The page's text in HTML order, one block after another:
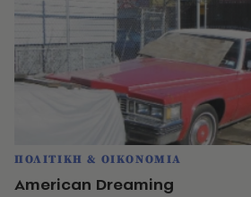
ΠΟΛΙΤΙΚΗ & ΟΙΚΟΝΟΜΙΑ
American Dreaming